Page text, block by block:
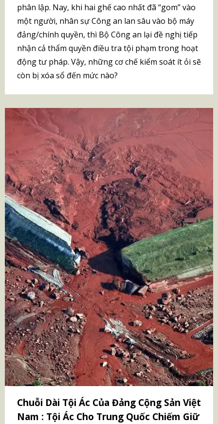
phân lập. Nay, khi hai ghế cao nhất đã “gom” vào
một người, nhân sự Công an lan sâu vào bộ máy
đảng/chính quyền, thì Bộ Công an lại đề nghị tiếp
nhận cả thẩm quyền điều tra tội phạm trong hoạt
động tư pháp. Vậy, những cơ chế kiểm soát ít ỏi sẽ
còn bị xóa sổ đến mức nào?
Chuỗi Dài Tội Ác Của Đảng Cộng Sản Việt
Nam : Tội Ác Cho Trung Quốc Chiếm Giữ